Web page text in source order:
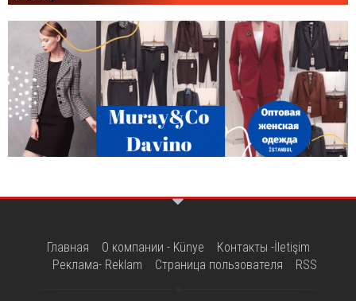
Главная О компании - Künye
Контакты -İletişim
Реклама- Reklam
Страница пользователя RSS